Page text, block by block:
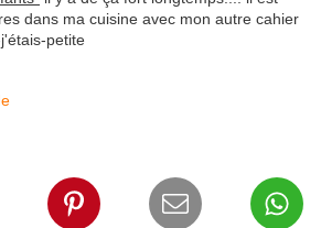
dans ma cuisine avec mon autre cahier
petite